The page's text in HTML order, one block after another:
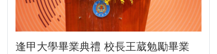
逢甲大學畢業典禮 校長王葳勉勵畢業